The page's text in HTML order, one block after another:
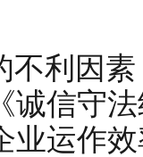
不利因
诚信守
业运作